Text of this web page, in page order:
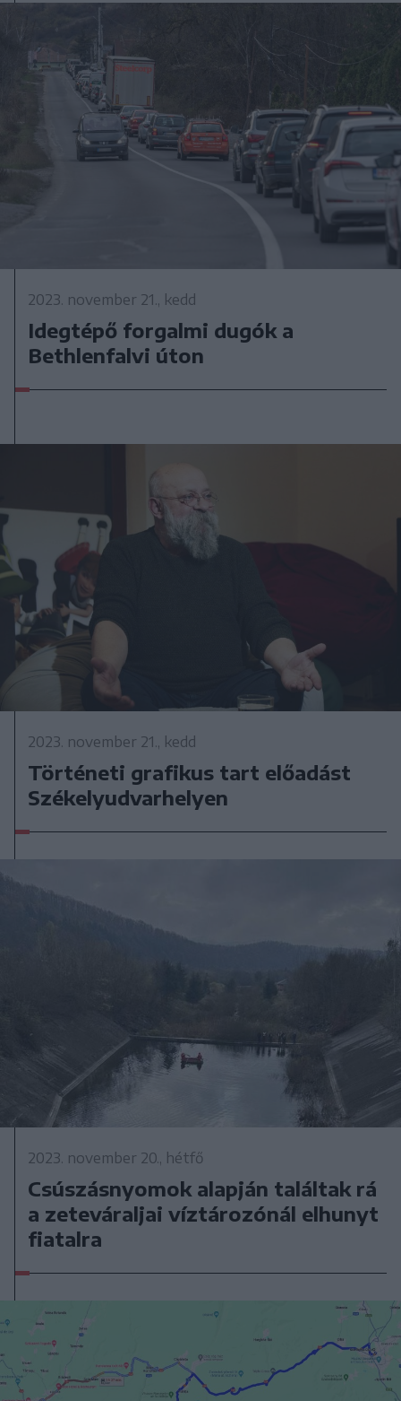
2023. november 21., kedd
Idegtépő forgalmi dugók a
Bethlenfalvi úton
2023. november 21., kedd
Történeti grafikus tart előadást
Székelyudvarhelyen
2023. november 20., hétfő
Csúszásnyomok alapján találtak rá
a zeteváraljai víztározónál elhunyt
fiatalra